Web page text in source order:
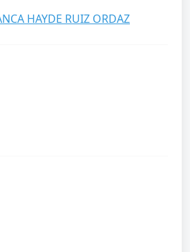
HAYDE RUIZ ORDAZ